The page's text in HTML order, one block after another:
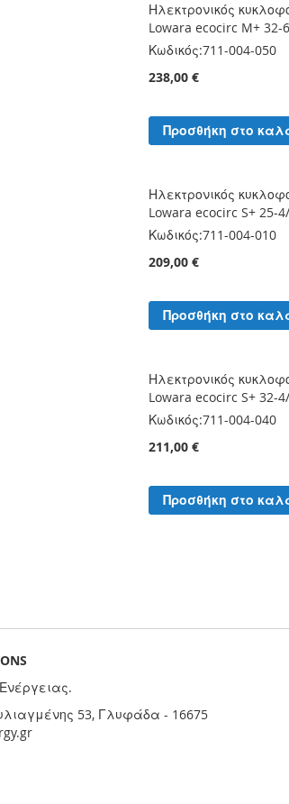
Ηλεκτρονικός
Lowara ecocirc M+ 32-
Κωδικός:711-004-050
238,00 €
Προσθήκη στο
Ηλεκτρονικός
Lowara ecocirc S+ 25-
Κωδικός:711-004-010
209,00 €
Προσθήκη στο
Ηλεκτρονικός
Lowara ecocirc S+ 32-
Κωδικός:711-004-040
211,00 €
Προσθήκη στο
53, Γλυφάδα - 16675